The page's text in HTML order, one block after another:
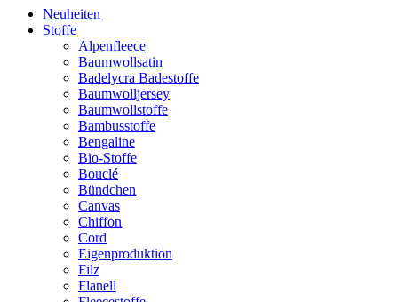
Neuheiten
Stoffe
Alpenfleece
Baumwollsatin
Badelycra Badestoffe
Baumwolljersey
Baumwollstoffe
Bambusstoffe
Bengaline
Bio-Stoffe
Bouclé
Bündchen
Canvas
Chiffon
Cord
Eigenproduktion
Filz
Flanell